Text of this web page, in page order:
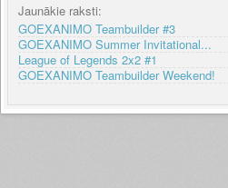
Jaunākie raksti:
GOEXANIMO Teambuilder #3
GOEXANIMO Summer Invitational...
League of Legends 2x2 #1
GOEXANIMO Teambuilder Weekend!